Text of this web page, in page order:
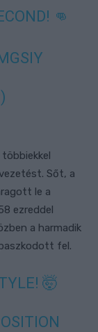
👊
Sőt, a
le a
ezreddel
a harmadik
fel.
🤯